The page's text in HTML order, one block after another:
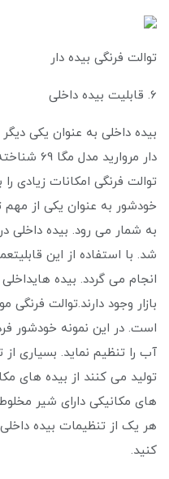
توالت فرنگی بیده دار
6. قابلیت بیده داخلی
بیده داخلی به عنوان یکی
دار
توالت فرنگی امکانات زیادی را
خودشور به عنوان یکی از مهم‌
به شمار می ‌رود. بیده داخلی
شد. با استفاده از این
انجام می گردد. بیده
بازار وجود دارند.توالت فرنگی
است. در این نمونه خودشور
آب را تنظیم نماید. بسیاری
تولید می کنند از بیده های
های مکانیکی دارای شیر
هر یک از تنظیمات بیده
کنید.